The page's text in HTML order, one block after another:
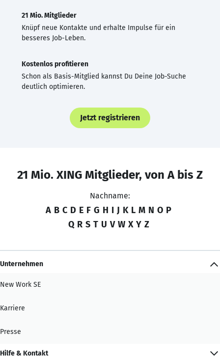
21 Mio. Mitglieder
Knüpf neue Kontakte und erhalte Impulse für ein
besseres Job-Leben.
Kostenlos profitieren
Schon als Basis-Mitglied kannst Du Deine Job-Suche
deutlich optimieren.
Jetzt registrieren
21 Mio. XING Mitglieder, von A bis Z
Nachname:
A B C D E F G H I J K L M N O P
Q R S T U V W X Y Z
Unternehmen
New Work SE
Karriere
Presse
Hilfe & Kontakt